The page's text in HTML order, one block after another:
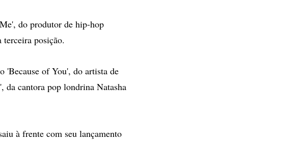
do produtor de hip-hop
posição.
'Because of You', do artista de
da cantora pop londrina Natasha
à frente com seu lançamento